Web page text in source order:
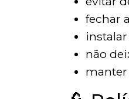
fechar
não
manter